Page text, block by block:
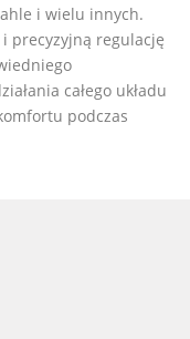
i wielu innych.
precyzyjną regulację
całego układu
podczas